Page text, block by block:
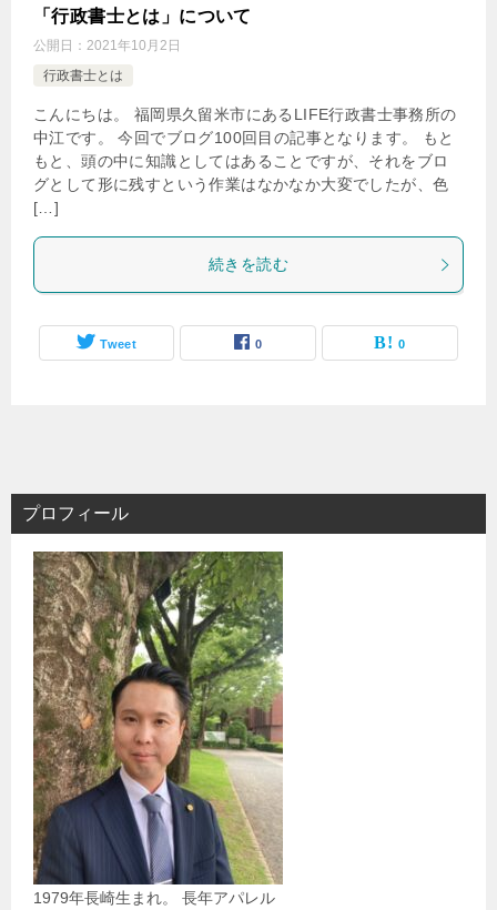
「行政書士とは」について
公開日： 2021年10月2日
行政書士とは
こんにちは。 福岡県久留米市にあるLIFE行政書士事務所の
中江です。 今回でブログ100回目の記事となります。 もと
もと、頭の中に知識としてはあることですが、それをブロ
グとして形に残すという作業はなかなか大変でしたが、色
[…]
続きを読む
Tweet 0 0
プロフィール
1979年長崎生まれ。 長年アパレル